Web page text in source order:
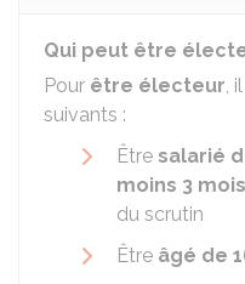
Qui peut être
Pour être électeur,
suivants :
Être salarié
moins 3
du scrutin
Être âgé de